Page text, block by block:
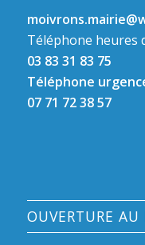
Téléphone heures
03 83 31 83 75
Téléphone
07 71 72 38 57
OUVERTURE AU